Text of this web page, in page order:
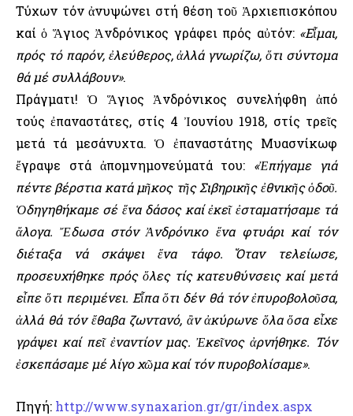
Τύχων τόν ἀνυψώνει στή θέση τοῦ Ἀρχιεπισκόπου
καί ὁ Ἅγιος Ἀνδρόνικος γράφει πρός αὐτόν: «Εἶμαι,
πρός τό παρόν, ἐλεύθερος, ἀλλά γνωρίζω, ὅτι σύντομα
θά μέ συλλάβουν».
Πράγματι! Ὁ Ἅγιος Ἀνδρόνικος συνελήφθη ἀπό
τούς ἐπαναστάτες, στίς 4 Ἰουνίου 1918, στίς τρεῖς
μετά τά μεσάνυχτα. Ὁ ἐπαναστάτης Μυασνίκωφ
ἔγραψε στά ἀπομνημονεύματά του: «Ἐπήγαμε γιά
πέντε βέρστια κατά μῆκος τῆς Σιβηρικῆς ἐθνικῆς ὁδοῦ.
Ὁδηγηθήκαμε σέ ἕνα δάσος καί ἐκεῖ ἐσταματήσαμε τά
ἄλογα. Ἔδωσα στόν Ἀνδρόνικο ἕνα φτυάρι καί τόν
διέταξα νά σκάψει ἕνα τάφο. Ὅταν τελείωσε,
προσευχήθηκε πρός ὅλες τίς κατευθύνσεις καί μετά
εἶπε ὅτι περιμένει. Εἶπα ὅτι δέν θά τόν ἐπυροβολοῦσα,
ἀλλά θά τόν ἔθαβα ζωντανό, ἂν ἀκύρωνε ὅλα ὅσα εἶχε
γράψει καί πεῖ ἐναντίον μας. Ἐκεῖνος ἀρνήθηκε. Τόν
ἐσκεπάσαμε μέ λίγο χῶμα καί τόν πυροβολίσαμε».
Πηγή: http://www.synaxarion.gr/gr/index.aspx